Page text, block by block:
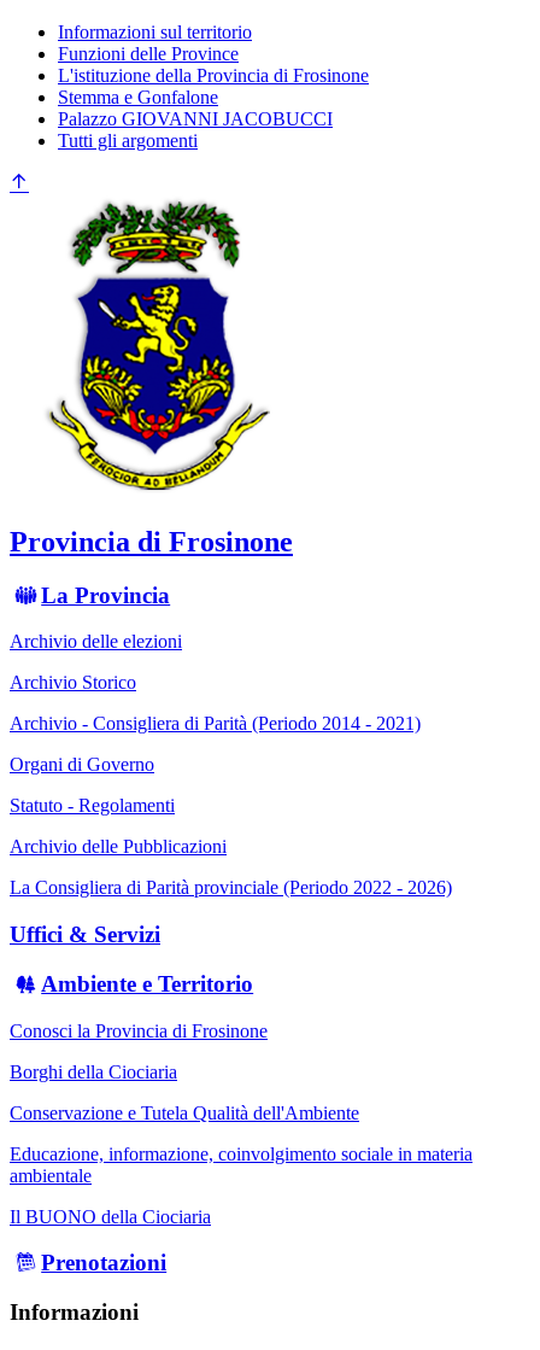
Informazioni sul territorio
Funzioni delle Province
L'istituzione della Provincia di Frosinone
Stemma e Gonfalone
Palazzo GIOVANNI JACOBUCCI
Tutti gli argomenti
Provincia di Frosinone
La Provincia
Archivio delle elezioni
Archivio Storico
Archivio - Consigliera di Parità (Periodo 2014 - 2021)
Organi di Governo
Statuto - Regolamenti
Archivio delle Pubblicazioni
La Consigliera di Parità provinciale (Periodo 2022 - 2026)
Uffici & Servizi
Ambiente e Territorio
Conosci la Provincia di Frosinone
Borghi della Ciociaria
Conservazione e Tutela Qualità dell'Ambiente
Educazione, informazione, coinvolgimento sociale in materia
ambientale
Il BUONO della Ciociaria
Prenotazioni
Informazioni